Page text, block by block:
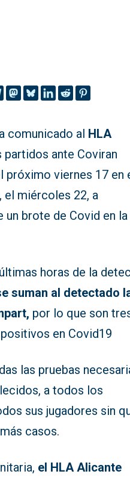
comunicado al HLA
ante Coviran
próximo viernes 17 en
el miércoles 22, a
un brote de Covid en la
horas de la
suman al detectado
por lo que son
en Covid19
las pruebas
a todos los
sus jugadores sin
casos.
el HLA Alicante